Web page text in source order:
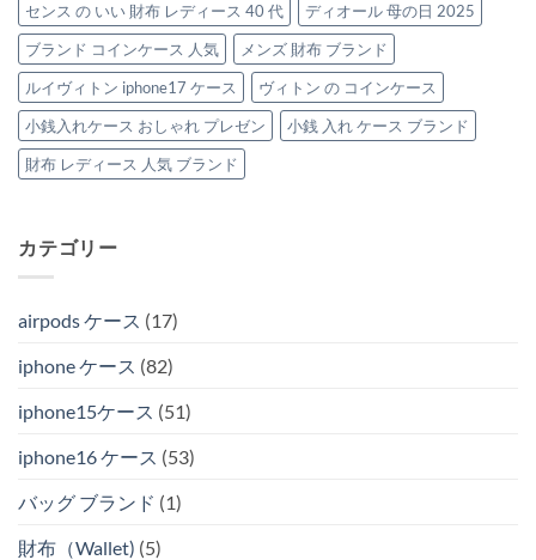
センス の いい 財布 レディース 40 代
ディオール 母の日 2025
ブランド コインケース 人気
メンズ 財布 ブランド
ルイヴィトン iphone17 ケース
ヴィトン の コインケース
小銭入れケース おしゃれ プレゼン
小銭 入れ ケース ブランド
財布 レディース 人気 ブランド
カテゴリー
airpods ケース (17)
iphone ケース (82)
iphone15ケース (51)
iphone16 ケース (53)
バッグ ブランド (1)
財布（Wallet) (5)